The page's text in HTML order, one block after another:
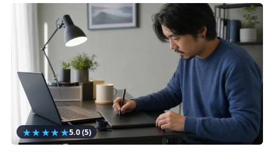
★★★★★5.0(5)